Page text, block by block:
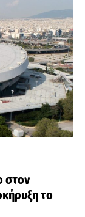
στον
το